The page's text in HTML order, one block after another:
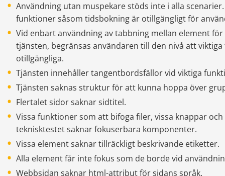
Användning utan muspekare stöds inte i alla
funktioner såsom tidsbokning är otillgängligt för
Vid enbart användning av tabbning mellan element
tjänsten, begränsas användaren till den nivå att
otillgängliga.
Tjänsten innehåller tangentbordsfällor vid viktiga
Tjänsten saknas struktur för att kunna hoppa över
Flertalet sidor saknar sidtitel.
Vissa funktioner som att bifoga filer, vissa knappar
teknisktestet saknar fokuserbara komponenter.
Vissa element saknar tillräckligt beskrivande etiketter.
Alla element får inte fokus som de borde vid
Webbsidan saknar html-attribut för sidans språk.